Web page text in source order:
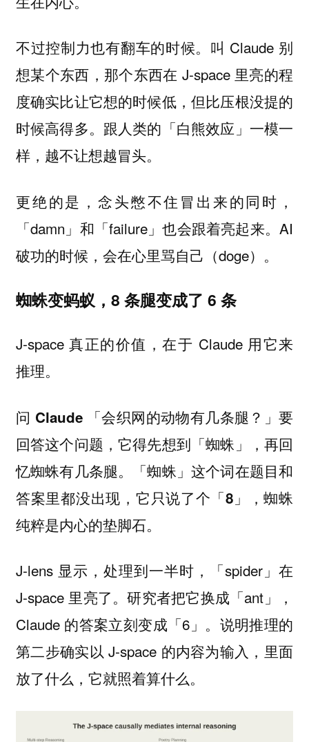
不过控制力也有翻车的时候。叫 Claude 别
想某个东西，那个东西在 J-space 里亮的程
度确实比让它想的时候低，但比压根没提的
时候高得多。跟人类的「白熊效应」一模一
样，越不让想越冒头。
更绝的是，念头憋不住冒出来的同时，
「damn」和「failure」也会跟着亮起来。AI
破功的时候，会在心里骂自己（doge）。
蜘蛛变蚂蚁，8 条腿变成了 6 条
J-space 真正的价值，在于 Claude 用它来
推理。
问 Claude 「会织网的动物有几条腿？」要
回答这个问题，它得先想到「蜘蛛」，再回
忆蜘蛛有几条腿。「蜘蛛」这个词在题目和
答案里都没出现，它只说了个「8」，蜘蛛
纯粹是内心的垫脚石。
J-lens 显示，处理到一半时，「spider」在
J-space 里亮了。研究者把它换成「ant」，
Claude 的答案立刻变成「6」。说明推理的
第二步确实以 J-space 的内容为输入，里面
放了什么，它就照着算什么。